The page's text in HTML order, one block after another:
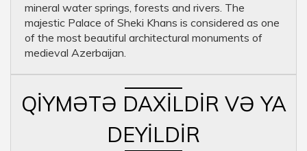
mineral water springs, forests and rivers. The
majestic Palace of Sheki Khans is considered as one
of the most beautiful architectural monuments of
medieval Azerbaijan.
QIYMƏTƏ DAXILDIR VƏ YA
DEYILDIR